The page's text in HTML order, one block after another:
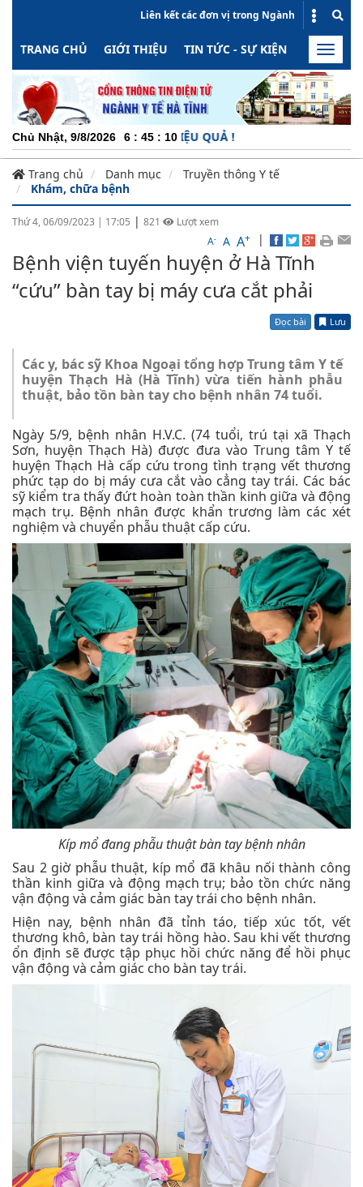
Liên kết các đơn vị trong Ngành
TRANG CHỦ GIỚI THIỆU TIN TỨC - SỰ KIỆN HOẠT
Toggle
Chủ Nhật, 9/8/2026 6 : 45 : 10
ĐỘNG - MINH BẠCH - HIỆU QUẢ !
Trang chủ Danh mục
Truyền thông Y tế
Khám, chữa bệnh
Thứ 4, 06/09/2023 | 17:05 | 821
Lượt xem
A- A A+ |
Bệnh viện tuyến huyện ở Hà Tĩnh
“cứu” bàn tay bị máy cưa cắt phải
Đọc bài Lưu
Các y, bác sỹ Khoa Ngoại tổng hợp Trung tâm Y tế
huyện Thạch Hà (Hà Tĩnh) vừa tiến hành phẫu
thuật, bảo tồn bàn tay cho bệnh nhân 74 tuổi.
Ngày 5/9, bệnh nhân H.V.C. (74 tuổi, trú tại xã Thạch
Sơn, huyện Thạch Hà) được đưa vào Trung tâm Y tế
huyện Thạch Hà cấp cứu trong tình trạng vết thương
phức tạp do bị máy cưa cắt vào cẳng tay trái. Các bác
sỹ kiểm tra thấy đứt hoàn toàn thần kinh giữa và động
mạch trụ. Bệnh nhân được khẩn trương làm các xét
nghiệm và chuyển phẫu thuật cấp cứu.
Kíp mổ đang phẫu thuật bàn tay bệnh nhân
Sau 2 giờ phẫu thuật, kíp mổ đã khâu nối thành công
thần kinh giữa và động mạch trụ; bảo tồn chức năng
vận động và cảm giác bàn tay trái cho bệnh nhân.
Hiện nay, bệnh nhân đã tỉnh táo, tiếp xúc tốt, vết
thương khô, bàn tay trái hồng hào. Sau khi vết thương
ổn định sẽ được tập phục hồi chức năng để hồi phục
vận động và cảm giác cho bàn tay trái.